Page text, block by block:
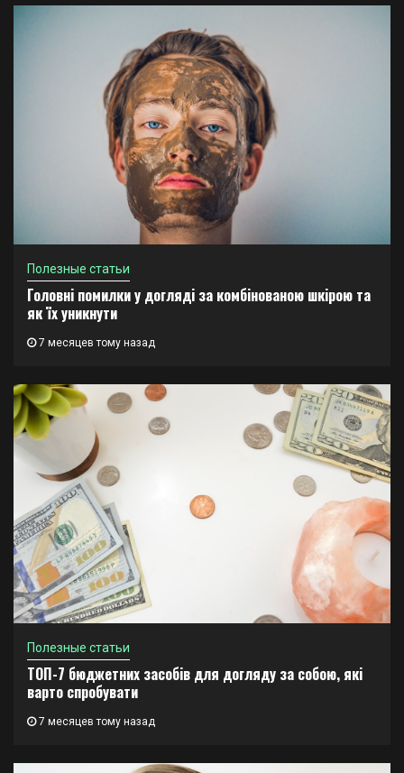
Полезные статьи
Головні помилки у догляді за комбінованою шкірою та
як їх уникнути
7 месяцев тому назад
Полезные статьи
ТОП-7 бюджетних засобів для догляду за собою, які
варто спробувати
7 месяцев тому назад